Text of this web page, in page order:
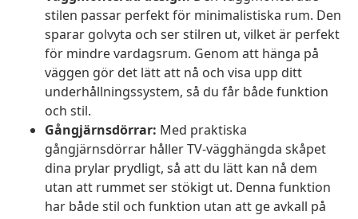
stilen passar perfekt för minimalistiska rum. Den
sparar golvyta och ser stilren ut, vilket är perfekt
för mindre vardagsrum. Genom att hänga på
väggen gör det lätt att nå och visa upp ditt
underhållningssystem, så du får både funktion
och stil.
Gångjärnsdörrar: Med praktiska
gångjärnsdörrar håller TV-vägghängda skåpet
dina prylar prydligt, så att du lätt kan nå dem
utan att rummet ser stökigt ut. Denna funktion
har både stil och funktion utan att ge avkall på